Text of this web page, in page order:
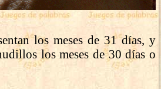
los meses de 31 días, y
los meses de 30 días o